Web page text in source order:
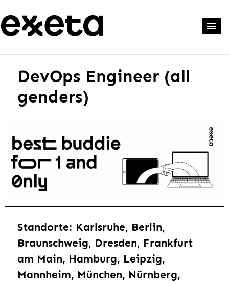
DevOps Engineer (all
genders)
Standorte: Karlsruhe, Berlin,
Braunschweig, Dresden, Frankfurt
am Main, Hamburg, Leipzig,
Mannheim, München, Nürnberg,